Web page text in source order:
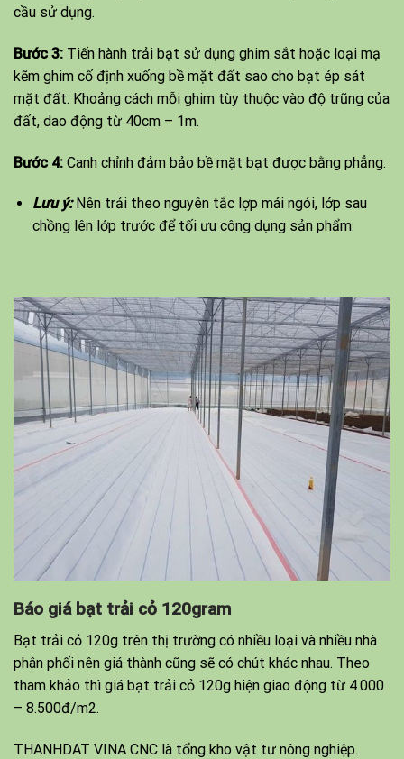
cầu sử dụng.
Bước 3: Tiến hành trải bạt sử dụng ghim sắt hoặc loại mạ
kẽm ghim cố định xuống bề mặt đất sao cho bạt ép sát
mặt đất. Khoảng cách mỗi ghim tùy thuộc vào độ trũng của
đất, dao động từ 40cm – 1m.
Bước 4: Canh chỉnh đảm bảo bề mặt bạt được bằng phẳng.
Lưu ý:Nên trải theo nguyên tắc lợp mái ngói, lớp sau
chồng lên lớp trước để tối ưu công dụng sản phẩm.
Báo giá bạt trải cỏ 120gram
Bạt trải cỏ 120g trên thị trường có nhiều loại và nhiều nhà
phân phối nên giá thành cũng sẽ có chút khác nhau. Theo
tham khảo thì giá bạt trải cỏ 120g hiện giao động từ 4.000
– 8.500đ/m2.
THANHDAT VINA CNC là tổng kho vật tư nông nghiệp.